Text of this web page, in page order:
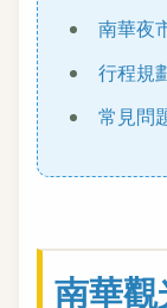
南華夜
行程規
常見問
南華